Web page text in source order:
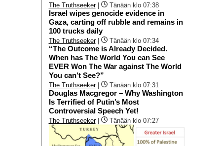
The Truthseeker| Tänään klo 07:38
Israel wipes genocide evidence in
Gaza, carting off rubble and remains in
100 trucks daily
The Truthseeker| Tänään klo 07:34
“The Outcome is Already Decided.
When has The World You can See
EVER Won The War against The World
You can’t See?”
The Truthseeker| Tänään klo 07:31
Douglas Macgregor – Why Washington
Is Terrified of Putin’s Most
Controversial Speech Yet!
The Truthseeker| Tänään klo 07:27